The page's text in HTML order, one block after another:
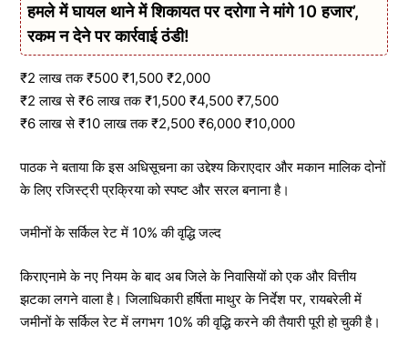
हमले में घायल थाने में शिकायत पर दरोगा ने मांगे 10 हजार’,
रकम न देने पर कार्रवाई ठंडी!
₹2 लाख तक ₹500 ₹1,500 ₹2,000
₹2 लाख से ₹6 लाख तक ₹1,500 ₹4,500 ₹7,500
₹6 लाख से ₹10 लाख तक ₹2,500 ₹6,000 ₹10,000
पाठक ने बताया कि इस अधिसूचना का उद्देश्य किराएदार और मकान मालिक दोनों
के लिए रजिस्ट्री प्रक्रिया को स्पष्ट और सरल बनाना है।
​जमीनों के सर्किल रेट में 10% की वृद्धि जल्द
​किराएनामे के नए नियम के बाद अब जिले के निवासियों को एक और वित्तीय
झटका लगने वाला है। जिलाधिकारी हर्षिता माथुर के निर्देश पर, रायबरेली में
जमीनों के सर्किल रेट में लगभग 10% की वृद्धि करने की तैयारी पूरी हो चुकी है।